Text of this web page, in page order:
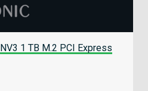
1 TB M.2 PCI Express